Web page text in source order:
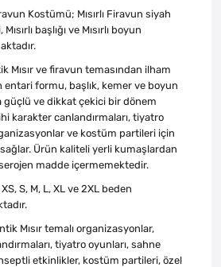
Kostümü; Mısırlı Firavun siyah
başlığı ve Mısırlı boyun
Mısır ve firavun temasından ilham
formu, başlık, kemer ve boyun
güçlü ve dikkat çekici bir dönem
karakter canlandırmaları, tiyatro
ve kostüm partileri için
Ürün kaliteli yerli kumaşlardan
madde içermemektedir.
XS, S, M, L, XL ve 2XL beden
Mısır temalı organizasyonlar,
tiyatro oyunları, sahne
etkinlikler, kostüm partileri, özel